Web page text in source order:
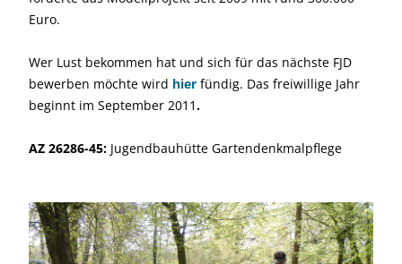
Euro.
Wer Lust bekommen hat und sich für das nächste FJD
bewerben möchte wird hier fündig. Das freiwillige Jahr
beginnt im September 2011.
AZ 26286-45: Jugendbauhütte Gartendenkmalpflege